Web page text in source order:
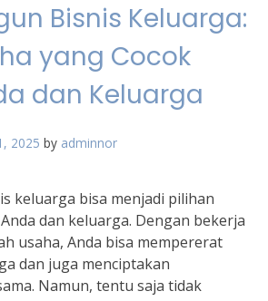
Bisnis Keluarga:
yang Cocok
dan Keluarga
2025 by adminnor
keluarga bisa menjadi pilihan
dan keluarga. Dengan bekerja
usaha, Anda bisa mempererat
dan juga menciptakan
Namun, tentu saja tidak